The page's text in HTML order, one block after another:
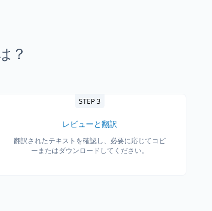
？
STEP 3
レビューと翻訳
翻訳されたテキストを確認し、必要に応じてコピ
ーまたはダウンロードしてください。